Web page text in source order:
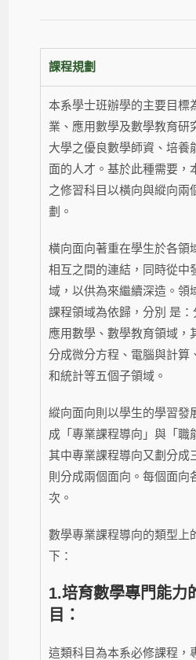
課程規劃
本系學士班辦學的主要目標
業、應用數學及數學教育研
大學之優良數學師資、培養
面的人才。基於此種需要，
之修習科目以橫向與縱向兩
劃。
橫向面向著重在學生於各領
相互之間的連結，同時從中
域，以供為來繼續深造。領
課程領域為依歸，分別 是：
應用數學、數學教育領域，
分成微分方程、電腦與計算
和統計等五個子領域。
縱向面向則以學生的學習發
成「專業課程導向」與「職
其中專業課程導向又劃分成
則分成兩個面向。每個面向
次。
數學專業課程導向的類型上
下：
1.培育數學專門能力
目：
這類科目為本系必修課程，